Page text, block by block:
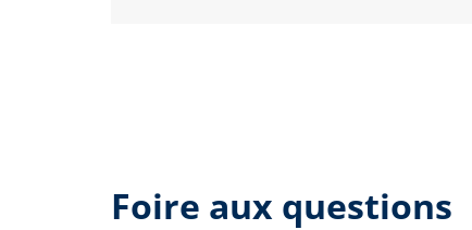
Foire aux questions